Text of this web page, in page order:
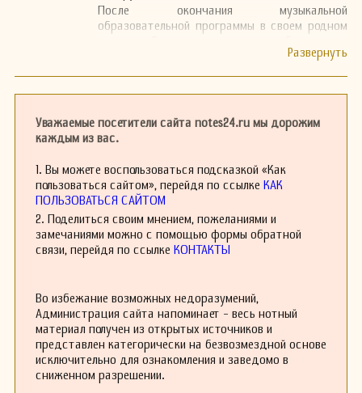
После окончания музыкальной
образовательной программы в своем родном
ведущих музыкальных консерваториях
были исполнены на местных концертах.
Виктор Брандт стал известен благодаря
которые сочетали в себе элементы
романтической и поздней романтической
музыки. Он использовал богатую гармонию и
его музыкальный язык уникальным и
узнаваемым. Его работы были отмечены
множеством музыкальных наград и премий,
В 1930-х годах Брандт начал активно
выступать как дирижер, и его гастроли
охватывали всю Европу. Он сотрудничал с
множеством известных оркестров и часто
дирижировал собственными произведениями.
Его мастерство и глубокое понимание музыки
Уважаемые посетители сайта notes24.ru мы дорожим
каждым из вас.
1. Вы можете воспользоваться подсказкой «Как
пользоваться сайтом», перейдя по ссылке КАК
ПОЛЬЗОВАТЬСЯ САЙТОМ
2. Поделиться своим мнением, пожеланиями и
замечаниями можно с помощью формы обратной
связи, перейдя по ссылке КОНТАКТЫ
Во избежание возможных недоразумений,
Администрация сайта напоминает - весь нотный
материал получен из открытых источников и
представлен категорически на безвозмездной основе
исключительно для ознакомления и заведомо в
сниженном разрешении.